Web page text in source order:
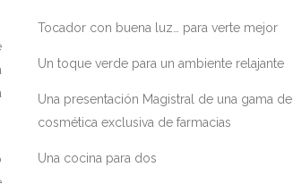
Tocador con buena luz… para verte mejor
Un toque verde para un ambiente relajante
Una presentación Magistral de una gama de
cosmética exclusiva de farmacias
Una cocina para dos